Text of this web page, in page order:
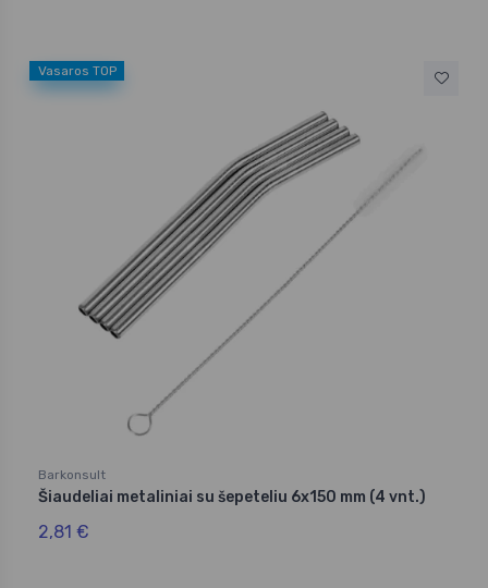
Vasaros TOP
Barkonsult
Šiaudeliai metaliniai su šepeteliu 6x150 mm (4 vnt.)
2,81 €